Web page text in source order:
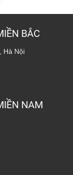
BẮC
Hà Nội
NAM